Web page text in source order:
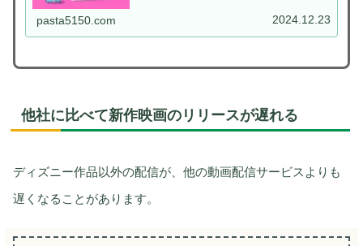
pasta5150.com 2024.12.23
他社に比べて新作映画のリリースが遅れる
ディズニー作品以外の配信が、他の動画配信サービスよりも
遅くなることがあります。